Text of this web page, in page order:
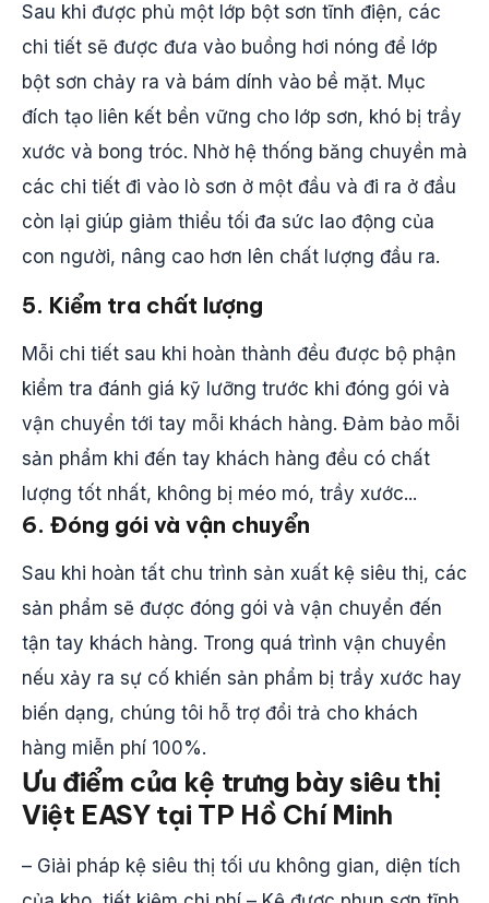
Sau khi được phủ một lớp bột sơn tĩnh điện, các
chi tiết sẽ được đưa vào buồng hơi nóng để lớp
bột sơn chảy ra và bám dính vào bề mặt. Mục
đích tạo liên kết bền vững cho lớp sơn, khó bị trầy
xước và bong tróc. Nhờ hệ thống băng chuyền mà
các chi tiết đi vào lò sơn ở một đầu và đi ra ở đầu
còn lại giúp giảm thiểu tối đa sức lao động của
con người, nâng cao hơn lên chất lượng đầu ra.
5. Kiểm tra chất lượng
Mỗi chi tiết sau khi hoàn thành đều được bộ phận
kiểm tra đánh giá kỹ lưỡng trước khi đóng gói và
vận chuyển tới tay mỗi khách hàng. Đảm bảo mỗi
sản phẩm khi đến tay khách hàng đều có chất
lượng tốt nhất, không bị méo mó, trầy xước...
6. Đóng gói và vận chuyển
Sau khi hoàn tất chu trình sản xuất kệ siêu thị, các
sản phẩm sẽ được đóng gói và vận chuyển đến
tận tay khách hàng. Trong quá trình vận chuyển
nếu xảy ra sự cố khiến sản phẩm bị trầy xước hay
biến dạng, chúng tôi hỗ trợ đổi trả cho khách
hàng miễn phí 100%.
Ưu điểm của kệ trưng bày siêu thị
Việt EASY tại TP Hồ Chí Minh
– Giải pháp kệ siêu thị tối ưu không gian, diện tích